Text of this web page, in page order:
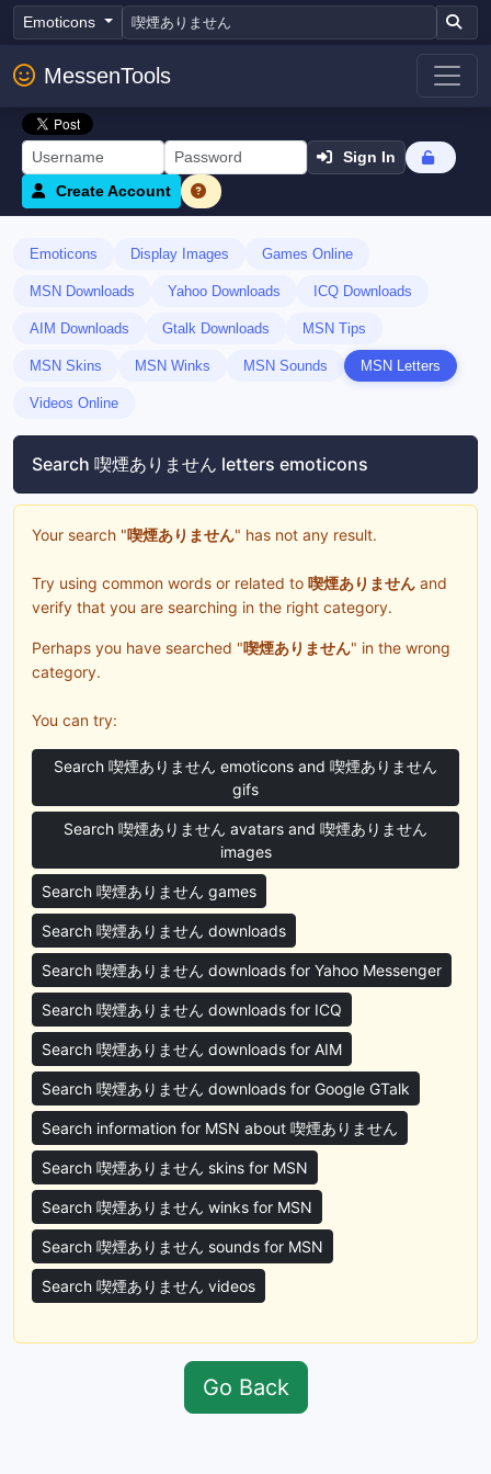
Emoticons
MessenTools
Sign In
Create Account
Emoticons Display Images Games Online
MSN Downloads Yahoo Downloads ICQ Downloads
AIM Downloads Gtalk Downloads MSN Tips
MSN Skins MSN Winks MSN Sounds MSN Letters
Videos Online
Search 喫煙ありません letters emoticons
Your search "喫煙ありません" has not any result.
Try using common words or related to 喫煙ありません and
verify that you are searching in the right category.
Perhaps you have searched "喫煙ありません" in the wrong
category.
You can try:
Search 喫煙ありません emoticons and 喫煙ありません
gifs
Search 喫煙ありません avatars and 喫煙ありません
images
Search 喫煙ありません games
Search 喫煙ありません downloads
Search 喫煙ありません downloads for Yahoo Messenger
Search 喫煙ありません downloads for ICQ
Search 喫煙ありません downloads for AIM
Search 喫煙ありません downloads for Google GTalk
Search information for MSN about 喫煙ありません
Search 喫煙ありません skins for MSN
Search 喫煙ありません winks for MSN
Search 喫煙ありません sounds for MSN
Search 喫煙ありません videos
Go Back